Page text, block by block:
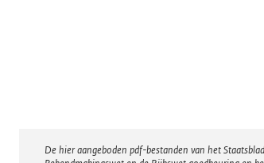
De hier aangeboden pdf-bestanden van het